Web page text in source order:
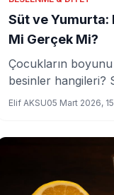
Süt ve Yumurta:
Mi Gerçek Mi?
Çocukların
besinler hangileri?
konuda ne kadar
Elif AKSU05 Mart 2026,